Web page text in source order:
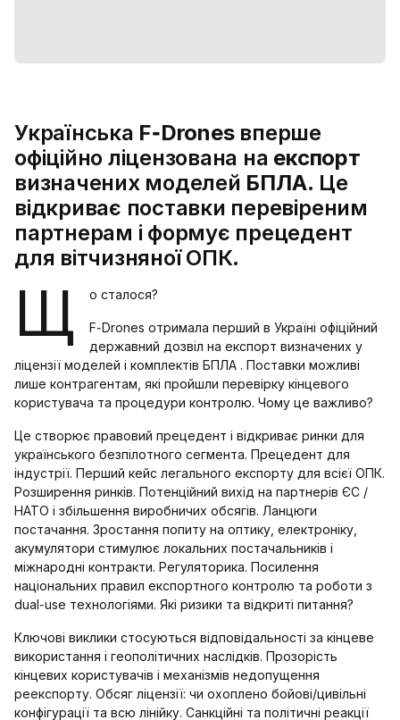
Українська F‑Dronesвперше
офіційно ліцензована на експорт
визначених моделей БПЛА. Це
відкриває поставки перевіреним
партнерам і формує прецедент
для вітчизняної ОПК.
Щ о сталося?
F‑Drones отримала перший в Україні офіційний
державний дозвіл на експорт визначених у
ліцензії моделей і комплектів БПЛА . Поставки можливі
лише контрагентам, які пройшли перевірку кінцевого
користувача та процедури контролю. Чому це важливо?
Це створює правовий прецедент і відкриває ринки для
українського безпілотного сегмента. Прецедент для
індустрії. Перший кейс легального експорту для всієї ОПК.
Розширення ринків. Потенційний вихід на партнерів ЄС /
НАТО і збільшення виробничих обсягів. Ланцюги
постачання. Зростання попиту на оптику, електроніку,
акумулятори стимулює локальних постачальників і
міжнародні контракти. Регуляторика. Посилення
національних правил експортного контролю та роботи з
dual‑use технологіями. Які ризики та відкриті питання?
Ключові виклики стосуються відповідальності за кінцеве
використання і геополітичних наслідків. Прозорість
кінцевих користувачів і механізмів недопущення
реекспорту. Обсяг ліцензії: чи охоплено бойові/цивільні
конфігурації та всю лінійку. Санкційні та політичні реакції